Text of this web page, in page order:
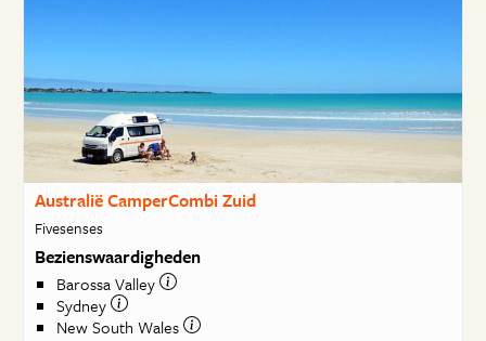
Australië CamperCombi Zuid
Fivesenses
Bezienswaardigheden
Barossa Valley
Sydney
New South Wales